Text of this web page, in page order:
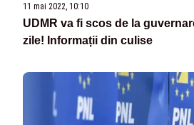
11 mai 2022, 10:10
UDMR va fi scos de la
zile! Informații din culise